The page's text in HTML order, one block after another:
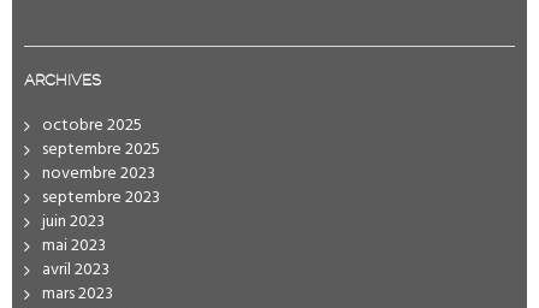
ARCHIVES
octobre 2025
septembre 2025
novembre 2023
septembre 2023
juin 2023
mai 2023
avril 2023
mars 2023